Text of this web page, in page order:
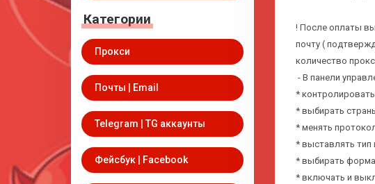
Категории
Прокси
Почты | Email
Telegram | TG аккаунты
Фейсбук | Facebook
! После оплаты вы
почту (
количество
- В панели
*
* выбирать
* менять
* выставлять тип
* выбирать
* включать и
Всего